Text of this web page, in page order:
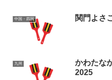
中国・四国 関門よさ
九州
かわたな
2025